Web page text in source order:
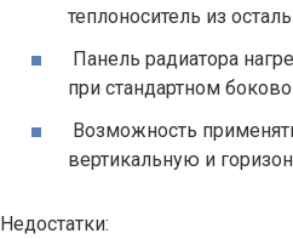
теплоноситель из
Панель радиатора
при стандартном
Возможность
вертикальную и
Недостатки: